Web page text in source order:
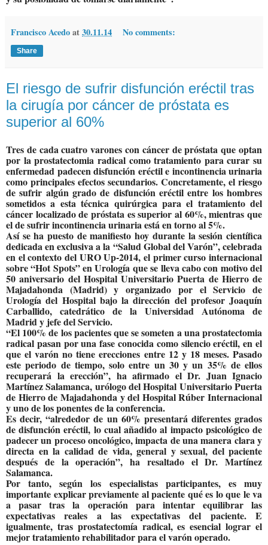
Francisco Acedoat30.11.14 No comments:
Share
El riesgo de sufrir disfunción eréctil tras
la cirugía por cáncer de próstata es
superior al 60%
Tres de cada cuatro varones con cáncer de próstata que optan
por la prostatectomia radical como tratamiento para curar su
enfermedad padecen disfunción eréctil e incontinencia urinaria
como principales efectos secundarios. Concretamente, el riesgo
de sufrir algún grado de disfunción eréctil entre los hombres
sometidos a esta técnica quirúrgica para el tratamiento del
cáncer localizado de próstata es superior al 60%, mientras que
el de sufrir incontinencia urinaria está en torno al 5%.
Así se ha puesto de manifiesto hoy durante la sesión científica
dedicada en exclusiva a la “Salud Global del Varón”, celebrada
en el contexto del URO Up-2014, el primer curso internacional
sobre “Hot Spots” en Urología que se lleva cabo con motivo del
50 aniversario del Hospital Universitario Puerta de Hierro de
Majadahonda (Madrid) y organizado por el Servicio de
Urología del Hospital bajo la dirección del profesor Joaquín
Carballido, catedrático de la Universidad Autónoma de
Madrid y jefe del Servicio.
“El 100% de los pacientes que se someten a una prostatectomia
radical pasan por una fase conocida como silencio eréctil, en el
que el varón no tiene erecciones entre 12 y 18 meses. Pasado
este periodo de tiempo, solo entre un 30 y un 35% de ellos
recuperará la erección”, ha afirmado el Dr. Juan Ignacio
Martínez Salamanca, urólogo del Hospital Universitario Puerta
de Hierro de Majadahonda y del Hospital Rúber Internacional
y uno de los ponentes de la conferencia.
Es decir, “alrededor de un 60% presentará diferentes grados
de disfunción eréctil, lo cual añadido al impacto psicológico de
padecer un proceso oncológico, impacta de una manera clara y
directa en la calidad de vida, general y sexual, del paciente
después de la operación”, ha resaltado el Dr. Martínez
Salamanca.
Por tanto, según los especialistas participantes, es muy
importante explicar previamente al paciente qué es lo que le va
a pasar tras la operación para intentar equilibrar las
expectativas reales a las expectativas del paciente. E
igualmente, tras prostatectomía radical, es esencial lograr el
mejor tratamiento rehabilitador para el varón operado.